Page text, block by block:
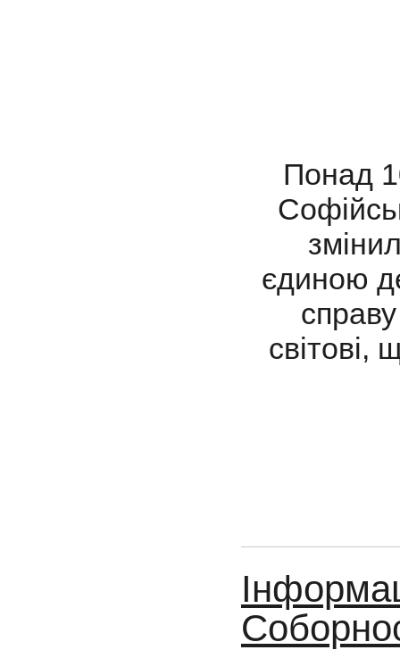
Понад
єдиною
світові,